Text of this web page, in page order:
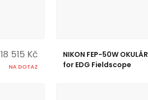
18 515 Kč
NA DOTAZ
NIKON FEP-50W OKULÁR
for EDG Fieldscope